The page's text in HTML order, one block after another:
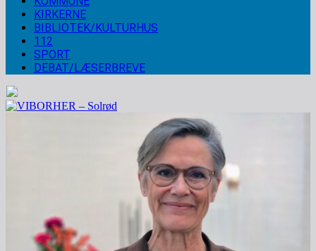
KIRKERNE
BIBLIOTEK/KULTURHUS
112
SPORT
DEBAT/LÆSERBREVE